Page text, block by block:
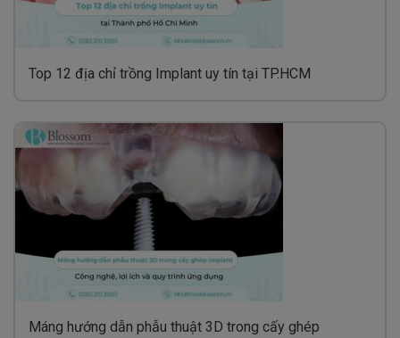
Top 12 địa chỉ trồng Implant uy tín tại TP.HCM
Máng hướng dẫn phẫu thuật 3D trong cấy ghép